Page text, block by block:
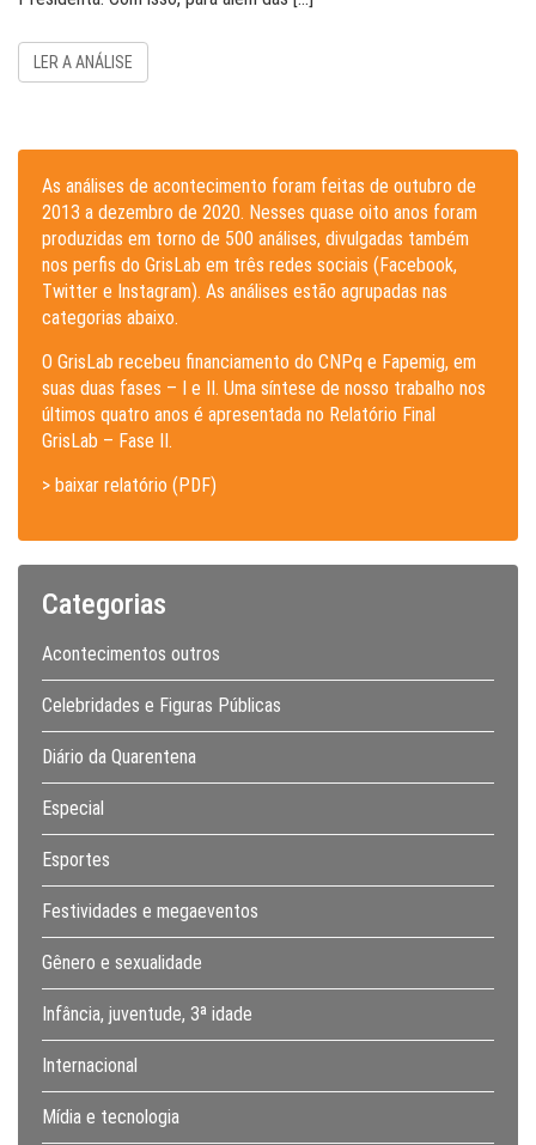
LER A ANÁLISE
As análises de acontecimento foram feitas de outubro de
2013 a dezembro de 2020. Nesses quase oito anos foram
produzidas em torno de 500 análises, divulgadas também
nos perfis do GrisLab em três redes sociais (Facebook,
Twitter e Instagram). As análises estão agrupadas nas
categorias abaixo.
O GrisLab recebeu financiamento do CNPq e Fapemig, em
suas duas fases – I e II. Uma síntese de nosso trabalho nos
últimos quatro anos é apresentada no Relatório Final
GrisLab – Fase II.
> baixar relatório (PDF)
Categorias
Acontecimentos outros
Celebridades e Figuras Públicas
Diário da Quarentena
Especial
Esportes
Festividades e megaeventos
Gênero e sexualidade
Infância, juventude, 3ª idade
Internacional
Mídia e tecnologia